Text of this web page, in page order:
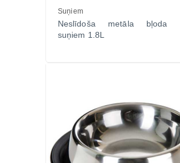
Suņiem
Neslīdoša metāla bļoda
suņiem 1.8L